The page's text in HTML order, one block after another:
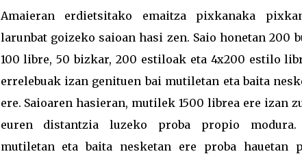
Amaieran erdietsitako emaitza pixkanaka
larunbat goizeko saioan hasi zen. Saio honetan 200
100 libre, 50 bizkar, 200 estiloak eta 4x200 estilo
errelebuak izan genituen bai mutiletan eta baita
ere. Saioaren hasieran, mutilek 1500 librea ere izan
euren distantzia luzeko proba propio modura.
mutiletan eta baita nesketan ere proba hauetan